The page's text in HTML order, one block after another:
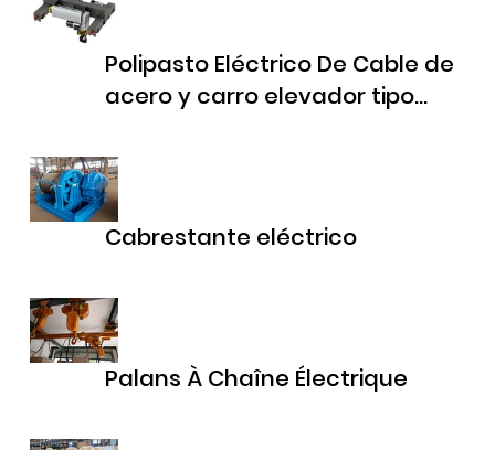
Polipasto Eléctrico De Cable de
acero y carro elevador tipo
Cabrestante eléctrico
Palans À Chaîne Électrique